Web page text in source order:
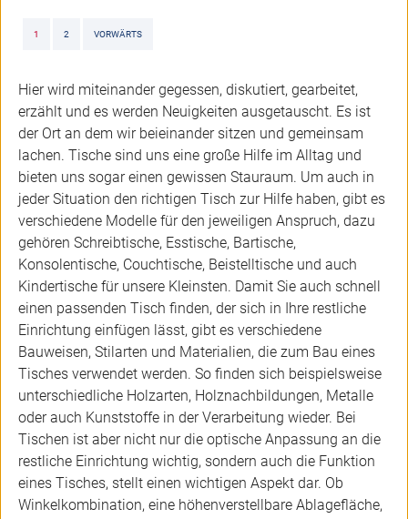
1 2 VORWÄRTS
Hier wird miteinander gegessen, diskutiert, gearbeitet,
erzählt und es werden Neuigkeiten ausgetauscht. Es ist
der Ort an dem wir beieinander sitzen und gemeinsam
lachen. Tische sind uns eine große Hilfe im Alltag und
bieten uns sogar einen gewissen Stauraum. Um auch in
jeder Situation den richtigen Tisch zur Hilfe haben, gibt es
verschiedene Modelle für den jeweiligen Anspruch, dazu
gehören Schreibtische, Esstische, Bartische,
Konsolentische, Couchtische, Beistelltische und auch
Kindertische für unsere Kleinsten. Damit Sie auch schnell
einen passenden Tisch finden, der sich in Ihre restliche
Einrichtung einfügen lässt, gibt es verschiedene
Bauweisen, Stilarten und Materialien, die zum Bau eines
Tisches verwendet werden. So finden sich beispielsweise
unterschiedliche Holzarten, Holznachbildungen, Metalle
oder auch Kunststoffe in der Verarbeitung wieder. Bei
Tischen ist aber nicht nur die optische Anpassung an die
restliche Einrichtung wichtig, sondern auch die Funktion
eines Tisches, stellt einen wichtigen Aspekt dar. Ob
Winkelkombination, eine höhenverstellbare Ablagefläche,